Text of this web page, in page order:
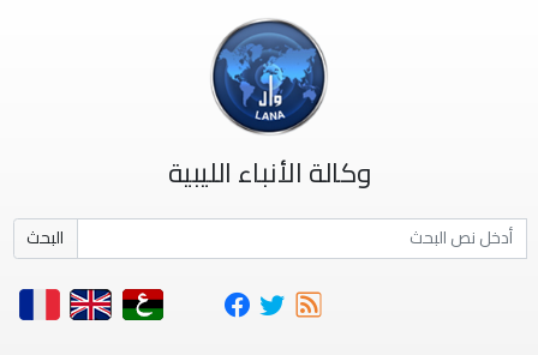
وكالة الأنباء الليبية
البحث